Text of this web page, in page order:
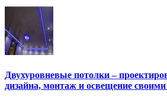
Двухуровневые потолки –
дизайна, монтаж и освещение